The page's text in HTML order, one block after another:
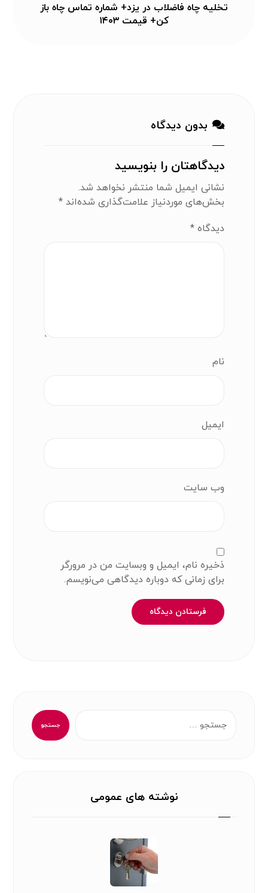
تخلیه چاه فاضلاب در یزد+ شماره تماس چاه باز
کن+ قیمت ۱۴۰۳
بدون دیدگاه
دیدگاهتان را بنویسید
نشانی ایمیل شما منتشر نخواهد شد.
بخش‌های موردنیاز علامت‌گذاری شده‌اند*
دیدگاه*
نام
ایمیل
وب‌ سایت
ذخیره نام، ایمیل و وبسایت من در مرورگر
برای زمانی که دوباره دیدگاهی می‌نویسم.
فرستادن دیدگاه
جستجو
نوشته های عمومی